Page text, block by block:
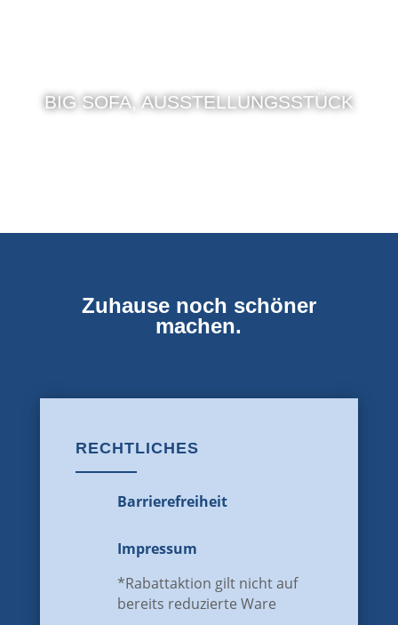
BIG SOFA, AUSSTELLUNGSSTÜCK
Zuhause noch schöner
machen.
RECHTLICHES
Barrierefreiheit
Impressum
*Rabattaktion gilt nicht auf
bereits reduzierte Ware